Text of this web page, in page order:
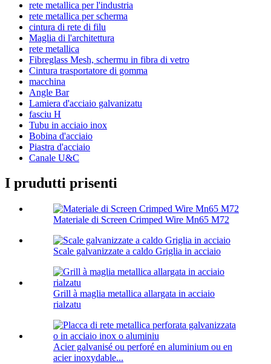
rete metallica per l'industria
rete metallica per scherma
cintura di rete di filu
Maglia di l'architettura
rete metallica
Fibreglass Mesh, schermu in fibra di vetro
Cintura trasportatore di gomma
macchina
Angle Bar
Lamiera d'acciaio galvanizatu
fasciu H
Tubu in acciaio inox
Bobina d'acciaio
Piastra d'acciaio
Canale U&C
I prudutti prisenti
Materiale di Screen Crimped Wire Mn65 M72
Scale galvanizzate a caldo Griglia in acciaio
Grill à maglia metallica allargata in acciaio
rialzatu
Acier galvanisé ou perforé en aluminium ou en
acier inoxydable...